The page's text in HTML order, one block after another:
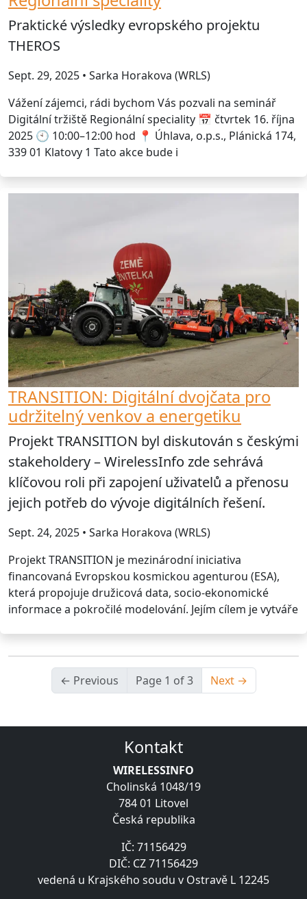
Praktické výsledky evropského projektu
THEROS
Sept. 29, 2025 • Sarka Horakova (WRLS)
Vážení zájemci, rádi bychom Vás pozvali na seminář
Digitální tržiště Regionální speciality 📅 čtvrtek 16. října
2025 🕙 10:00–12:00 hod 📍 Úhlava, o.p.s., Plánická 174,
339 01 Klatovy 1 Tato akce bude i
TRANSITION: Digitální dvojčata pro
udržitelný venkov a energetiku
Projekt TRANSITION byl diskutován s českými
stakeholdery – WirelessInfo zde sehrává
klíčovou roli při zapojení uživatelů a přenosu
jejich potřeb do vývoje digitálních řešení.
Sept. 24, 2025 • Sarka Horakova (WRLS)
Projekt TRANSITION je mezinárodní iniciativa
financovaná Evropskou kosmickou agenturou (ESA),
která propojuje družicová data, socio-ekonomické
informace a pokročilé modelování. Jejím cílem je vytváře
← Previous Page 1 of 3 Next →
Kontakt
WIRELESSINFO
Cholinská 1048/19
784 01 Litovel
Česká republika
IČ: 71156429
DIČ: CZ 71156429
vedená u Krajského soudu v Ostravě L 12245